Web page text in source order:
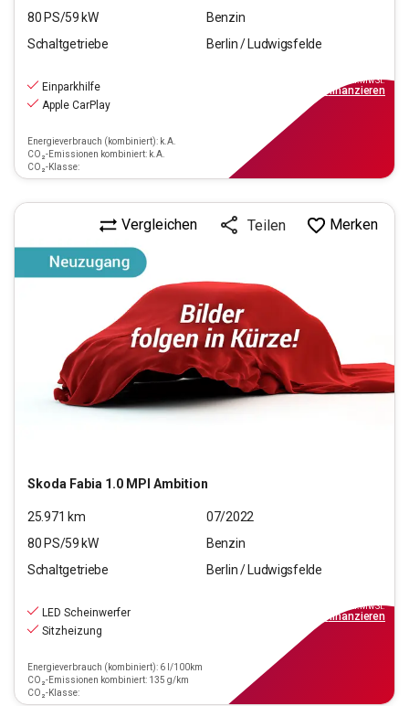
80 PS/59 kW
Benzin
Schaltgetriebe
Berlin / Ludwigsfelde
Einparkhilfe
Apple CarPlay
Energieverbrauch (kombiniert): k.A.
CO₂-Emissionen kombiniert: k.A.
CO₂-Klasse:
inkl.MwSt.
finanzieren
Skoda Fabia 1.0 MPI Ambition
Vergleichen Teilen Merken
25.971 km
07/2022
80 PS/59 kW
Benzin
Schaltgetriebe
Berlin / Ludwigsfelde
LED Scheinwerfer
Sitzheizung
Energieverbrauch (kombiniert): 6 l/100km
CO₂-Emissionen kombiniert: 135 g/km
CO₂-Klasse:
inkl.MwSt.
finanzieren